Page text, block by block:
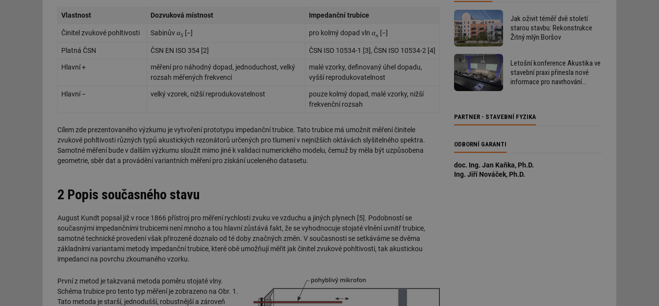
Vlastnost Dozvuková místnost Impedanční trubice
Činitel zvukové pohltivosti SabinůvαS [−] pro kolmý dopad vln αn [−]
Platná ČSN ČSN EN ISO 354 [2] ČSN ISO 10534-1 [3], ČSN ISO 10534-2 [4]
Hlavní +
měření pro náhodný dopad, jednoduchost, velký
rozsah měřených frekvencí
malé vzorky, definovaný úhel dopadu,
vyšší reprodukovatelnost
Hlavní − velký vzorek, nižší reprodukovatelnost
pouze kolmý dopad, malé vzorky, nižší
frekvenční rozsah
Cílem zde prezentovaného výzkumu je vytvoření prototypu impedanční trubice. Tato trubice má umožnit měření činitele
zvukové pohltivosti různých typů akustických rezonátorů určených pro tlumení v nejnižších oktávách slyšitelného spektra.
Samotné měření bude v dalším výzkumu sloužit mimo jiné k validaci numerického modelu, čemuž by měla být uzpůsobena
geometrie, sběr dat a provádění variantních měření pro získání uceleného datasetu.
2 Popis současného stavu
August Kundt popsal již v roce 1866 přístroj pro měření rychlosti zvuku ve vzduchu a jiných plynech [5]. Podobností se
současnými impedančními trubicemi není mnoho a tou hlavní zůstává fakt, že se vyhodnocuje stojaté vlnění uvnitř trubice,
samotné technické provedení však přirozeně doznalo od té doby značných změn. V současnosti se setkáváme se dvěma
základními variantami metody impedanční trubice, které obě umožňují měřit jak činitel zvukové pohltivosti, tak akustickou
impedanci na povrchu zkoumaného vzorku.
První z metod je takzvaná metoda poměru stojaté vlny.
Schéma trubice pro tento typ měření je zobrazeno na Obr. 1.
Tato metoda je starší, jednodušší, robustnější a zároveň
Jak oživit téměř dvě století
starou stavbu: Rekonstrukce
Žitný mlýn Boršov
Letošní konference Akustika ve
stavební praxi přinesla nové
informace pro navrhování
PARTNER - STAVEBNÍ FYZIKA
ODBORNÍ GARANTI
doc. Ing. Jan Kaňka, Ph.D.
Ing. Jiří Nováček, Ph.D.